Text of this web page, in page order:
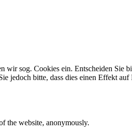
wir sog. Cookies ein. Entscheiden Sie
jedoch bitte, dass dies einen Effekt
the website, anonymously.